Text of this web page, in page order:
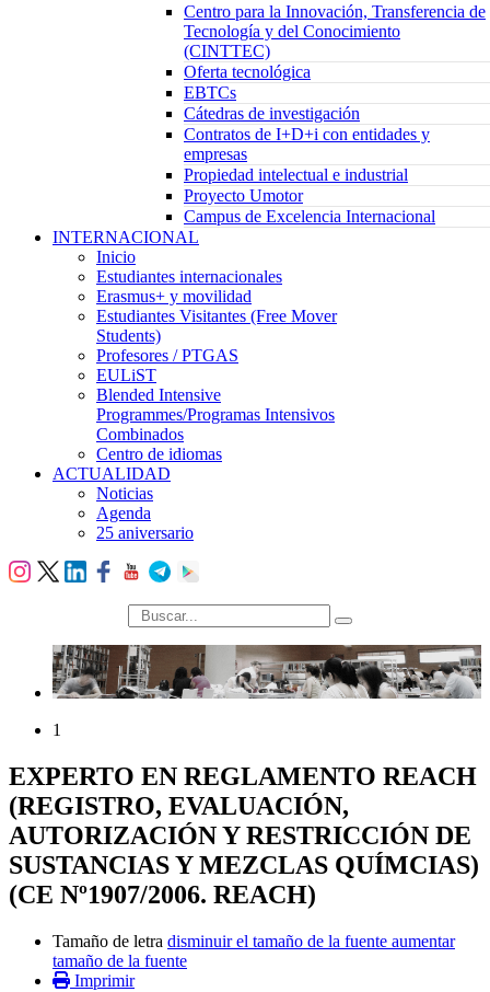
Centro para la Innovación, Transferencia de
Tecnología y del Conocimiento
(CINTTEC)
Oferta tecnológica
EBTCs
Cátedras de investigación
Contratos de I+D+i con entidades y
empresas
Propiedad intelectual e industrial
Proyecto Umotor
Campus de Excelencia Internacional
INTERNACIONAL
Inicio
Estudiantes internacionales
Erasmus+ y movilidad
Estudiantes Visitantes (Free Mover
Students)
Profesores / PTGAS
EULiST
Blended Intensive
Programmes/Programas Intensivos
Combinados
Centro de idiomas
ACTUALIDAD
Noticias
Agenda
25 aniversario
búsqueda
1
EXPERTO EN REGLAMENTO REACH
(REGISTRO, EVALUACIÓN,
AUTORIZACIÓN Y RESTRICCIÓN DE
SUSTANCIAS Y MEZCLAS QUÍMCIAS)
(CE Nº1907/2006. REACH)
Tamaño de letra disminuir el tamaño de la fuente aumentar
tamaño de la fuente
Imprimir